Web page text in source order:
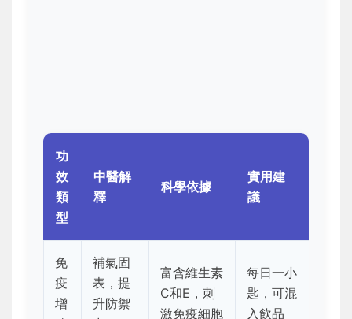
功
效
類
型
中醫解
釋
科學依據
實用建
議
免
疫
增
補氣固
表，提
升防禦
富含維生素
C和E，刺
激免疫細胞
每日一小
匙，可混
入飲品